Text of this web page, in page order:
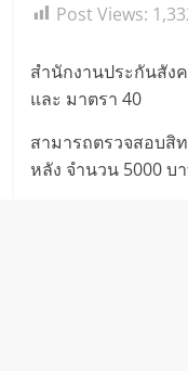
Post Views:
สำนักงานประกันสัง
และ มาตรา 40
สามารถตรวจสอบสิ
หลัง จำนวน 5000 บ